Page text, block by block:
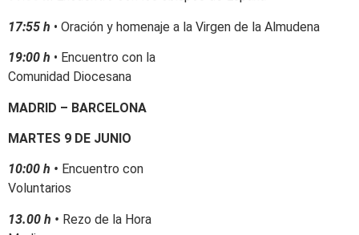
17:55 h • Oración y homenaje a la Virgen de la Almudena
19:00 h • Encuentro con la
Comunidad Diocesana
MADRID – BARCELONA
MARTES 9 DE JUNIO
10:00 h • Encuentro con
Voluntarios
13.00 h • Rezo de la Hora